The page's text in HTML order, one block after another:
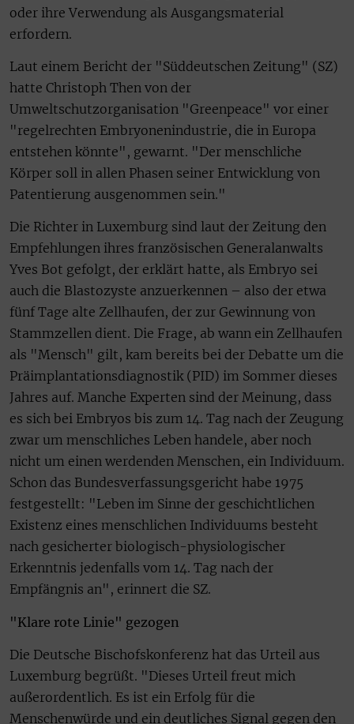
oder ihre Verwendung als Ausgangsmaterial
erfordern.
Laut einem Bericht der "Süddeutschen Zeitung" (SZ)
hatte Christoph Then von der
Umweltschutzorganisation "Greenpeace" vor einer
"regelrechten Embryonenindustrie, die in Europa
entstehen könnte", gewarnt. "Der menschliche
Körper soll in allen Phasen seiner Entwicklung von
Patentierung ausgenommen sein."
Die Richter in Luxemburg sind laut der Zeitung den
Empfehlungen ihres französischen Generalanwalts
Yves Bot gefolgt, der erklärt hatte, als Embryo sei
auch die Blastozyste anzuerkennen – also der etwa
fünf Tage alte Zellhaufen, der zur Gewinnung von
Stammzellen dient. Die Frage, ab wann ein Zellhaufen
als "Mensch" gilt, kam bereits bei der Debatte um die
Präimplantationsdiagnostik (PID) im Sommer dieses
Jahres auf. Manche Experten sind der Meinung, dass
es sich bei Embryos bis zum 14. Tag nach der Zeugung
zwar um menschliches Leben handele, aber noch
nicht um einen werdenden Menschen, ein Individuum.
Schon das Bundesverfassungsgericht habe 1975
festgestellt: "Leben im Sinne der geschichtlichen
Existenz eines menschlichen Individuums besteht
nach gesicherter biologisch-physiologischer
Erkenntnis jedenfalls vom 14. Tag nach der
Empfängnis an", erinnert die SZ.
"Klare rote Linie" gezogen
Die Deutsche Bischofskonferenz hat das Urteil aus
Luxemburg begrüßt. "Dieses Urteil freut mich
außerordentlich. Es ist ein Erfolg für die
Menschenwürde und ein deutliches Signal gegen den